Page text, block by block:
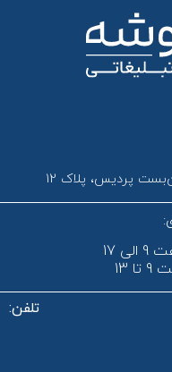
پردیس، پلاک 12
17
13
تلفن: